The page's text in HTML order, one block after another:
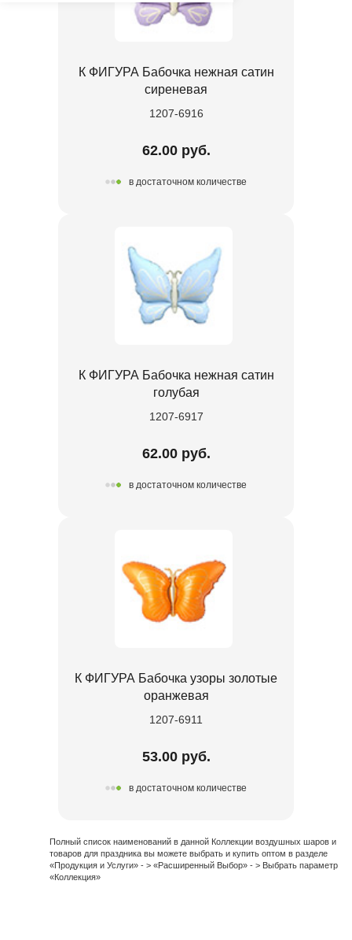
К ФИГУРА Бабочка нежная сатин
сиреневая
1207-6916
62.00 руб.
в достаточном количестве
К ФИГУРА Бабочка нежная сатин
голубая
1207-6917
62.00 руб.
в достаточном количестве
К ФИГУРА Бабочка узоры золотые
оранжевая
1207-6911
53.00 руб.
в достаточном количестве
Полный список наименований в данной Коллекции воздушных шаров и
товаров для праздника вы можете выбрать и купить оптом в разделе
«Продукция и Услуги» - > «Расширенный Выбор» - > Выбрать параметр
«Коллекция»